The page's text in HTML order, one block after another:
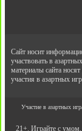
Сайт носит
участвовать в
материалы сайта
участия в азартных
Участие в азартных
21+. Играйте с умом.